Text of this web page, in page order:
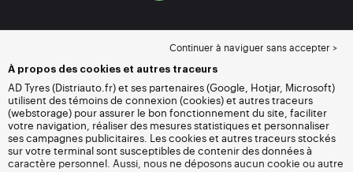
Continuer à naviguer sans accepter >
À propos des cookies et autres traceurs
AD Tyres (Distriauto.fr) et ses partenaires (Google, Hotjar, Microsoft)
utilisent des témoins de connexion (cookies) et autres traceurs
(webstorage) pour assurer le bon fonctionnement du site, faciliter
votre navigation, réaliser des mesures statistiques et personnaliser
ses campagnes publicitaires. Les cookies et autres traceurs stockés
sur votre terminal sont susceptibles de contenir des données à
caractère personnel. Aussi, nous ne déposons aucun cookie ou autre